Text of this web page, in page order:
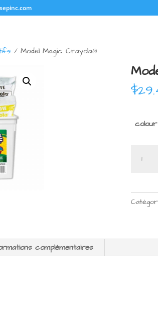
/ Model Magic Crayola®
$
colour
complémentaires